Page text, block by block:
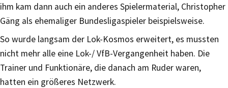
ihm kam dann auch ein anderes Spielermaterial, Christopher
Gäng als ehemaliger Bundesligaspieler beispielsweise.
So wurde langsam der Lok-Kosmos erweitert, es mussten
nicht mehr alle eine Lok-/ VfB-Vergangenheit haben. Die
Trainer und Funktionäre, die danach am Ruder waren,
hatten ein größeres Netzwerk.